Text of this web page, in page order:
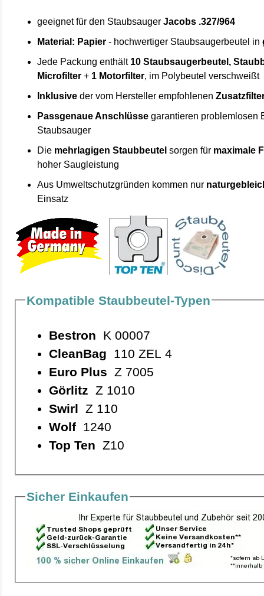
geeignet für den StaubsaugerJacobs .327/964
Material: Papier - hochwertiger Staubsaugerbeutel in
Jede Packung enthält 10 Staubsaugerbeutel,
Microfilter + 1 Motorfilter, im Polybeutel verschweißt
Inklusive der vom Hersteller empfohlenen
Passgenaue Anschlüsse garantieren problemlosen
Staubsauger
Die mehrlagigen Staubbeutel sorgen für maximale
hoher Saugleistung
Aus Umweltschutzgründen kommen nur
Einsatz
Kompatible Staubbeutel-Typen
Bestron K 00007
CleanBag 110 ZEL 4
Euro Plus Z 7005
Görlitz Z 1010
Swirl Z 110
Wolf1240
Top Ten Z10
Sicher Einkaufen